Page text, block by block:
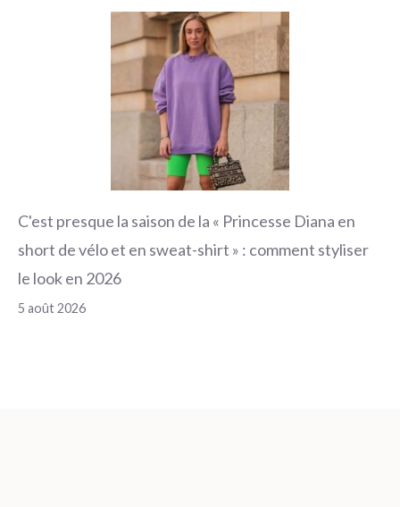
C'est presque la saison de la « Princesse Diana en
short de vélo et en sweat-shirt » : comment styliser
le look en 2026
5 août 2026